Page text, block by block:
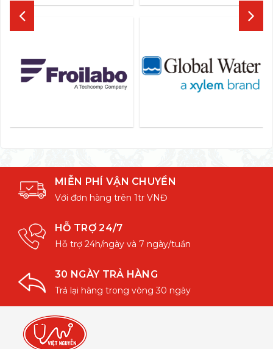
MIỄN PHÍ VẬN CHUYỂN
Với đơn hàng trên 1tr VNĐ
HỖ TRỢ 24/7
Hỗ trợ 24h/ngày và 7 ngày/tuần
30 NGÀY TRẢ HÀNG
Trả lại hàng trong vòng 30 ngày